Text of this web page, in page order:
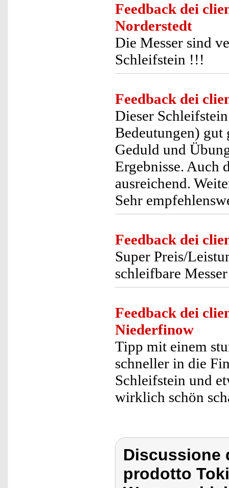
Feedback dei
Norderstedt
Die Messer sind
Schleifstein !!!
Feedback dei
Dieser
Bedeutungen) gut
Geduld und
Ergebnisse. Auch
ausreichend.
Sehr
Feedback dei
Super Preis/
schleifbare
Feedback dei
Niederfinow
Tipp mit einem
schneller in die
Schleifstein und
wirklich schön
Discussione
prodotto